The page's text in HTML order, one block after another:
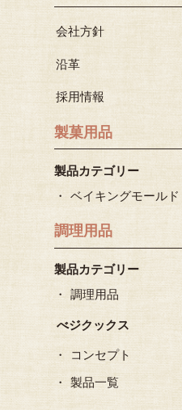
会社方針
沿革
採用情報
製菓用品
製品カテゴリー
ベイキングモールド
調理用品
製品カテゴリー
調理用品
べジクックス
コンセプト
製品一覧